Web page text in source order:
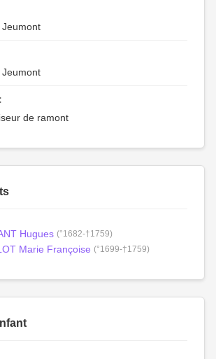
de ramont
Hugues (°1682-†1759)
Marie Françoise (°1699-†1759)